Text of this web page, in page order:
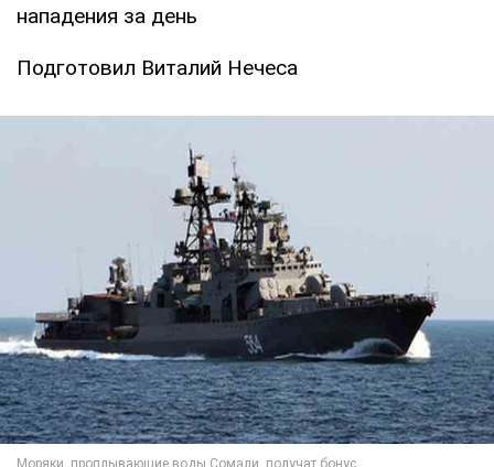
нападения за день
Подготовил Виталий Нечеса